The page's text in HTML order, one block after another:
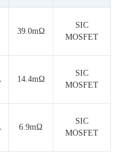
39.0mΩ
SIC
MOSFET
14.4mΩ
SIC
MOSFET
6.9mΩ
SIC
MOSFET